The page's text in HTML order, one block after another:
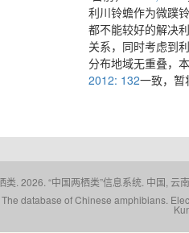
利川铃蟾作为微蹼
都不能较好的解决
关系，同时考虑到
分布地域无重叠，
2012: 132一致，暂
类. 2026. “中国两栖类”信息系统. 中国,
database of Chinese amphibians.